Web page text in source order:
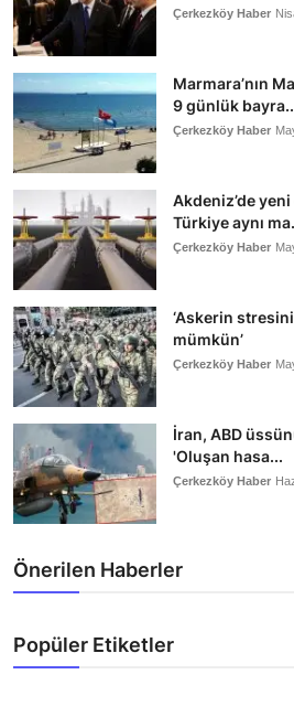
Çerkezköy Haber
Marmara’nın
9 günlük
Çerkezköy Haber
Akdeniz’de
Türkiye aynı
Çerkezköy Haber
‘Askerin
mümkün’
Çerkezköy Haber
İran, ABD
'Oluşan hasa...
Çerkezköy Haber
Önerilen Haberler
Popüler Etiketler